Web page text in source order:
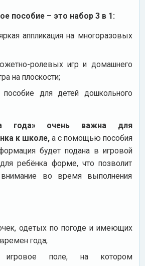
пособие – это набор 3 в 1:
аппликация на многоразовых
ролевых игр и домашнего
на плоскости;
пособие для детей дошкольного
года» очень важна для
к школе, а с помощью пособия
будет подана в игровой
для ребёнка форме, что позволит
во время выполнения
одетых по погоде и имеющих
года;
игровое поле, на котором